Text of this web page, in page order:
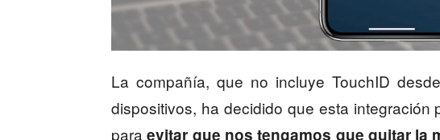
La compañía, que no incluye TouchID
dispositivos, ha decidido que esta
paraevitar que nos tengamos que quitar la